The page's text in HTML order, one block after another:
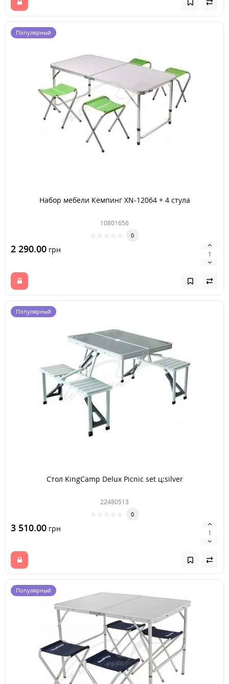
Популярный
Набор мебели Кемпинг XN-12064 + 4 стула
10801656
0
2 290.00 грн
Популярный
Стол KingCamp Delux Picnic set ц:silver
22480513
0
3 510.00 грн
Популярный